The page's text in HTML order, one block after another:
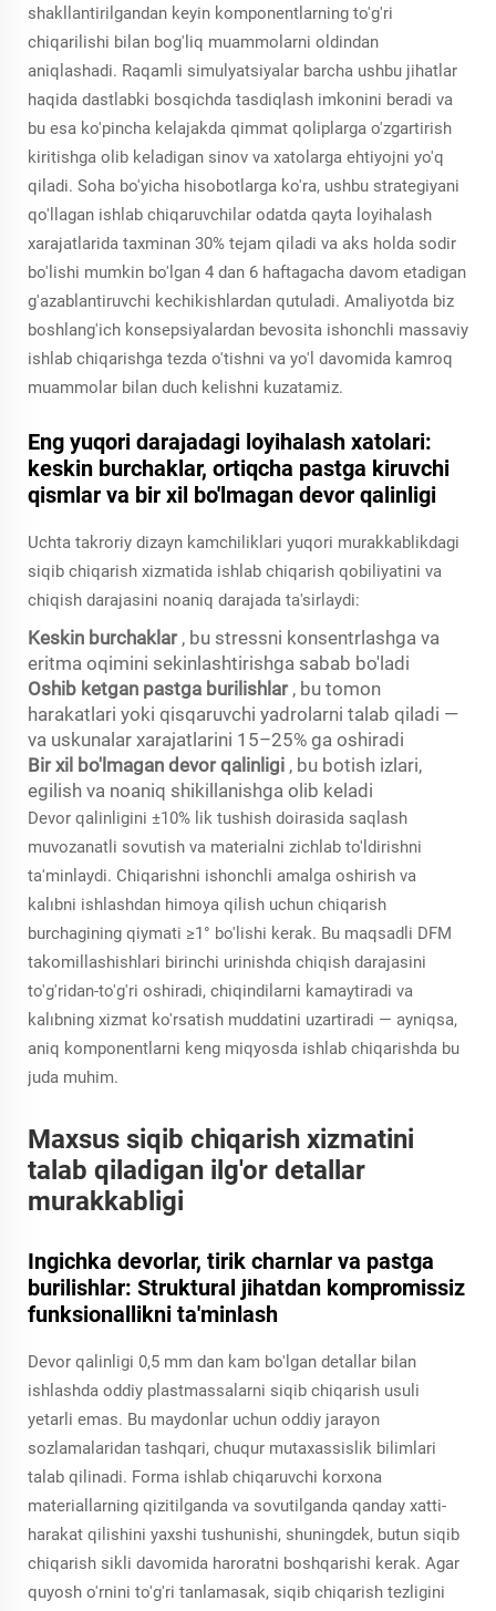
shakllantirilgandan keyin komponentlarning to'g'ri
chiqarilishi bilan bog'liq muammolarni oldindan
aniqlashadi. Raqamli simulyatsiyalar barcha ushbu jihatlar
haqida dastlabki bosqichda tasdiqlash imkonini beradi va
bu esa ko'pincha kelajakda qimmat qoliplarga o'zgartirish
kiritishga olib keladigan sinov va xatolarga ehtiyojni yo'q
qiladi. Soha bo'yicha hisobotlarga ko'ra, ushbu strategiyani
qo'llagan ishlab chiqaruvchilar odatda qayta loyihalash
xarajatlarida taxminan 30% tejam qiladi va aks holda sodir
bo'lishi mumkin bo'lgan 4 dan 6 haftagacha davom etadigan
g'azablantiruvchi kechikishlardan qutuladi. Amaliyotda biz
boshlang'ich konsepsiyalardan bevosita ishonchli massaviy
ishlab chiqarishga tezda o'tishni va yo'l davomida kamroq
muammolar bilan duch kelishni kuzatamiz.
Eng yuqori darajadagi loyihalash xatolari:
keskin burchaklar, ortiqcha pastga kiruvchi
qismlar va bir xil bo'lmagan devor qalinligi
Uchta takroriy dizayn kamchiliklari yuqori murakkablikdagi
siqib chiqarish xizmatida ishlab chiqarish qobiliyatini va
chiqish darajasini noaniq darajada ta'sirlaydi:
Keskin burchaklar , bu stressni konsentrlashga va
eritma oqimini sekinlashtirishga sabab bo'ladi
Oshib ketgan pastga burilishlar , bu tomon
harakatlari yoki qisqaruvchi yadrolarni talab qiladi —
va uskunalar xarajatlarini 15–25% ga oshiradi
Bir xil bo'lmagan devor qalinligi , bu botish izlari,
egilish va noaniq shikillanishga olib keladi
Devor qalinligini ±10% lik tushish doirasida saqlash
muvozanatli sovutish va materialni zichlab to'ldirishni
ta'minlaydi. Chiqarishni ishonchli amalga oshirish va
kalıbni ishlashdan himoya qilish uchun chiqarish
burchagining qiymati ≥1° bo'lishi kerak. Bu maqsadli DFM
takomillashishlari birinchi urinishda chiqish darajasini
to'g'ridan-to'g'ri oshiradi, chiqindilarni kamaytiradi va
kalıbning xizmat ko'rsatish muddatini uzartiradi — ayniqsa,
aniq komponentlarni keng miqyosda ishlab chiqarishda bu
juda muhim.
Maxsus siqib chiqarish xizmatini
talab qiladigan ilg'or detallar
murakkabligi
Ingichka devorlar, tirik charnlar va pastga
burilishlar: Struktural jihatdan kompromissiz
funksionallikni ta'minlash
Devor qalinligi 0,5 mm dan kam bo'lgan detallar bilan
ishlashda oddiy plastmassalarni siqib chiqarish usuli
yetarli emas. Bu maydonlar uchun oddiy jarayon
sozlamalaridan tashqari, chuqur mutaxassislik bilimlari
talab qilinadi. Forma ishlab chiqaruvchi korxona
materiallarning qizitilganda va sovutilganda qanday xatti-
harakat qilishini yaxshi tushunishi, shuningdek, butun siqib
chiqarish sikli davomida haroratni boshqarishi kerak. Agar
quyosh o'rnini to'g'ri tanlamasak, siqib chiqarish tezligini